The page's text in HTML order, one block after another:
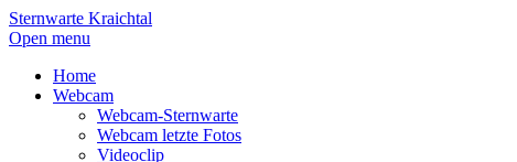
Sternwarte Kraichtal
Open menu
Home
Webcam
Webcam-Sternwarte
Webcam letzte Fotos
Videoclip